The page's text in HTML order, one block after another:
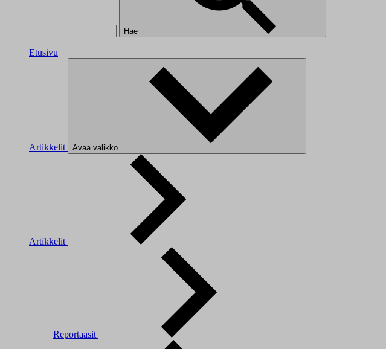
Hae
Etusivu
Artikkelit Avaa valikko
Artikkelit
Reportaasit